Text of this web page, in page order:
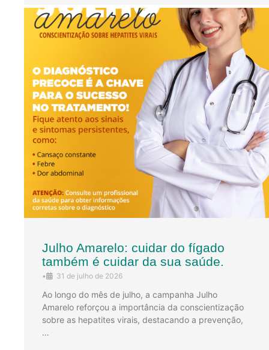
Julho Amarelo: cuidar do fígado
também é cuidar da sua saúde.
• 31 de julho de 2026
Ao longo do mês de julho, a campanha Julho
Amarelo reforçou a importância da conscientização
sobre as hepatites virais, destacando a prevenção,
…